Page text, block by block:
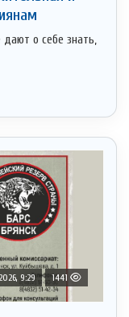
дают о себе знать,
9:29 1441